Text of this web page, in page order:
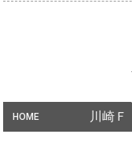
HOME 川崎Ｆ